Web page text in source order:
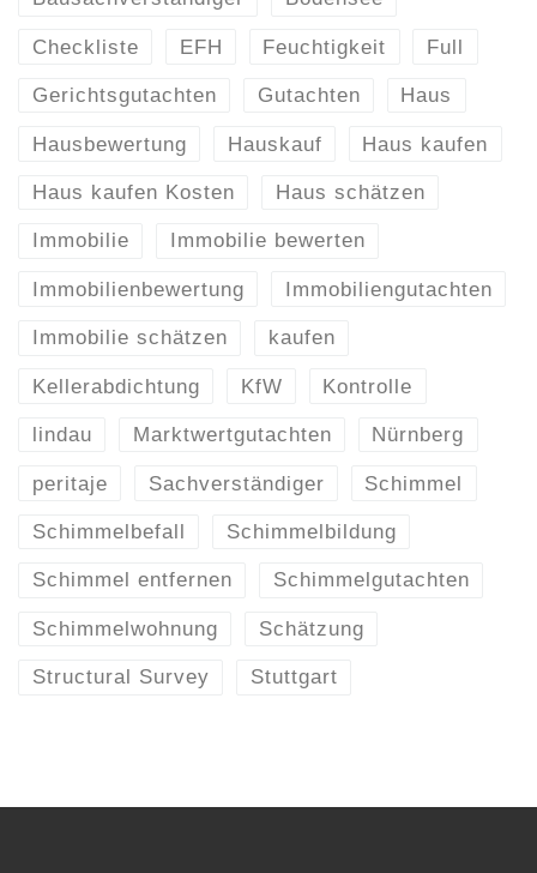
Checkliste EFH Feuchtigkeit Full
Gerichtsgutachten Gutachten Haus
Hausbewertung Hauskauf Haus kaufen
Haus kaufen Kosten Haus schätzen
Immobilie Immobilie bewerten
Immobilienbewertung Immobiliengutachten
Immobilie schätzen kaufen
Kellerabdichtung KfW Kontrolle
lindau Marktwertgutachten Nürnberg
peritaje Sachverständiger Schimmel
Schimmelbefall Schimmelbildung
Schimmel entfernen Schimmelgutachten
Schimmelwohnung Schätzung
Structural Survey Stuttgart